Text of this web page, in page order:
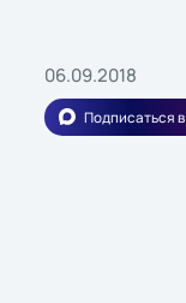
06.09.2018
Подписаться в